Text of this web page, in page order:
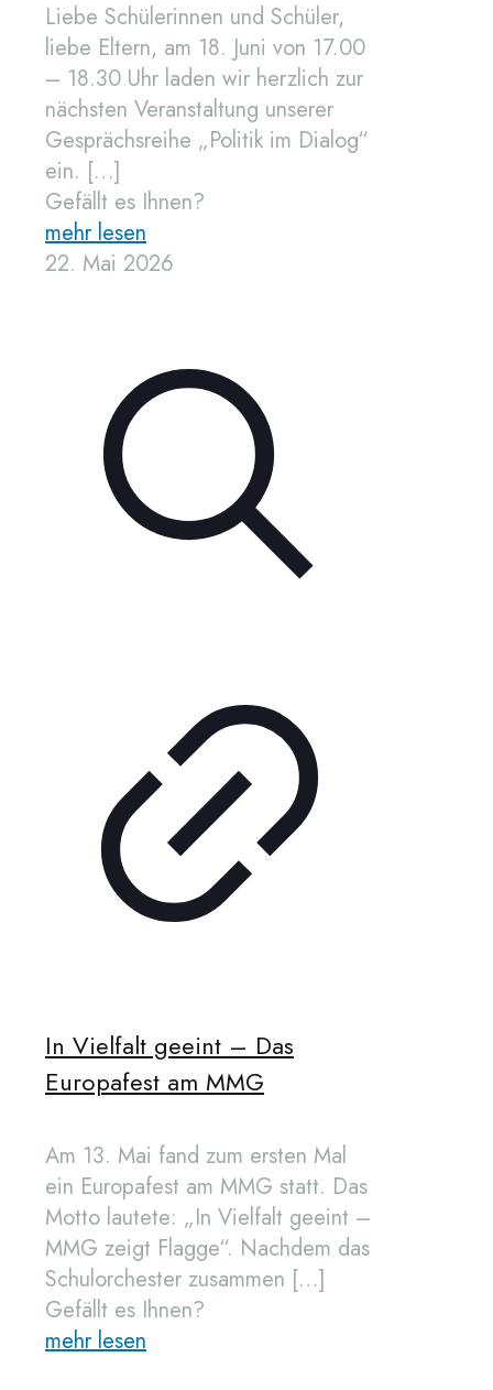
Liebe Schülerinnen und Schüler,
liebe Eltern, am 18. Juni von 17.00
– 18.30 Uhr laden wir herzlich zur
nächsten Veranstaltung unserer
Gesprächsreihe „Politik im Dialog“
ein. […]
Gefällt es Ihnen?
mehr lesen
22. Mai 2026
In Vielfalt geeint – Das
Europafest am MMG
Am 13. Mai fand zum ersten Mal
ein Europafest am MMG statt. Das
Motto lautete: „In Vielfalt geeint –
MMG zeigt Flagge“. Nachdem das
Schulorchester zusammen […]
Gefällt es Ihnen?
mehr lesen